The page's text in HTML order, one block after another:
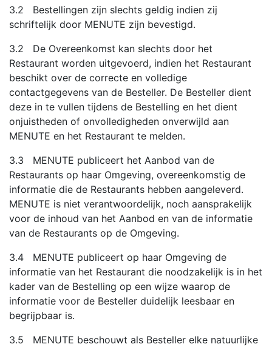
3.2 Bestellingen zijn slechts geldig indien zij
schriftelijk door MENUTE zijn bevestigd.
3.2 De Overeenkomst kan slechts door het
Restaurant worden uitgevoerd, indien het Restaurant
beschikt over de correcte en volledige
contactgegevens van de Besteller. De Besteller dient
deze in te vullen tijdens de Bestelling en het dient
onjuistheden of onvolledigheden onverwijld aan
MENUTE en het Restaurant te melden.
3.3 MENUTE publiceert het Aanbod van de
Restaurants op haar Omgeving, overeenkomstig de
informatie die de Restaurants hebben aangeleverd.
MENUTE is niet verantwoordelijk, noch aansprakelijk
voor de inhoud van het Aanbod en van de informatie
van de Restaurants op de Omgeving.
3.4 MENUTE publiceert op haar Omgeving de
informatie van het Restaurant die noodzakelijk is in het
kader van de Bestelling op een wijze waarop de
informatie voor de Besteller duidelijk leesbaar en
begrijpbaar is.
3.5 MENUTE beschouwt als Besteller elke natuurlijke